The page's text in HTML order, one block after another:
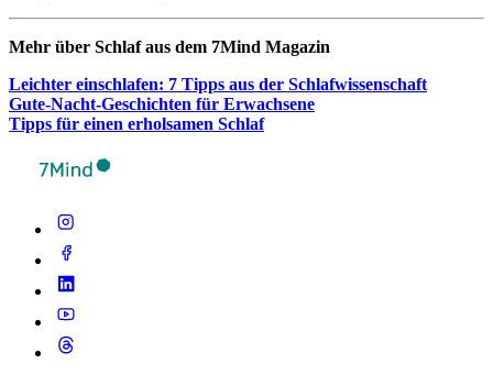
Mehr über Schlaf aus dem 7Mind Maga­zin
Leich­ter ein­schla­fen: 7 Tipps aus der Schlaf­wis­sen­schaft
Gute-Nacht-Geschich­ten für Erwach­sene
Tipps für einen erhol­sa­men Schlaf